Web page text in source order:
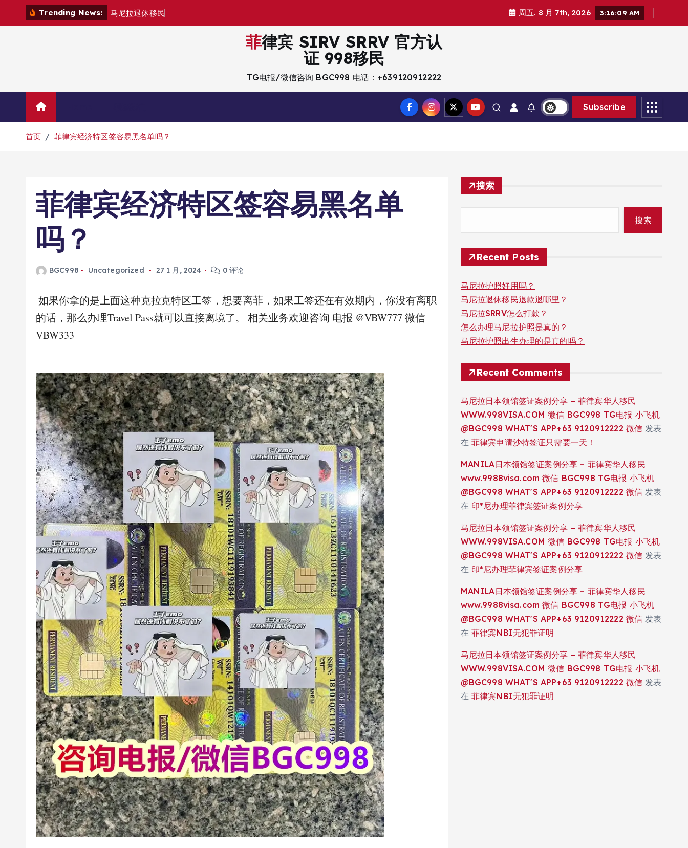
Trending News: 马 尼拉退休移民 周五. 8 月 7th, 2026 3:16:11 AM
菲律宾 SIRV SRRV 官方认
证 998移民
TG电报/微信咨询 BGC998 电话：+639120912222
Subscribe
首页 菲律宾经济特区签容易黑名单吗？
菲律宾经济特区签容易黑名单
吗？
BGC998 Uncategorized 27 1 月, 2024 0 评论
如果你拿的是上面这种克拉克特区工签，想要离菲，如果工签还在有效期内，你没有离职
的话，那么办理Travel Pass就可以直接离境了。 相关业务欢迎咨询 电报 @VBW777 微信
VBW333
搜索
搜索
Recent Posts
马尼拉护照好用吗？
马尼拉退休移民退款退哪里？
马尼拉SRRV怎么打款？
怎么办理马尼拉护照是真的？
马尼拉护照出生办理的是真的吗？
Recent Comments
马尼拉日本领馆签证案例分享 – 菲律宾华人移民
WWW.998VISA.COM 微信 BGC998 TG电报 小飞机
@BGC998 WHAT'S APP+63 9120912222 微信 发表
在 菲律宾申请沙特签证只需要一天！
MANILA日本领馆签证案例分享 – 菲律宾华人移民
www.9988visa.com 微信 BGC998 TG电报 小飞机
@BGC998 WHAT'S APP+63 9120912222 微信 发表
在 印*尼办理菲律宾签证案例分享
马尼拉日本领馆签证案例分享 – 菲律宾华人移民
WWW.998VISA.COM 微信 BGC998 TG电报 小飞机
@BGC998 WHAT'S APP+63 9120912222 微信 发表
在 印*尼办理菲律宾签证案例分享
MANILA日本领馆签证案例分享 – 菲律宾华人移民
www.9988visa.com 微信 BGC998 TG电报 小飞机
@BGC998 WHAT'S APP+63 9120912222 微信 发表
在 菲律宾NBI无犯罪证明
马尼拉日本领馆签证案例分享 – 菲律宾华人移民
WWW.998VISA.COM 微信 BGC998 TG电报 小飞机
@BGC998 WHAT'S APP+63 9120912222 微信 发表
在 菲律宾NBI无犯罪证明